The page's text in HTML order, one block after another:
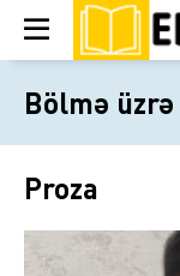
Bölmə
Proza